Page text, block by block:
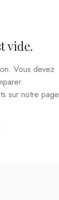
vide.
Vous devez
sur notre page